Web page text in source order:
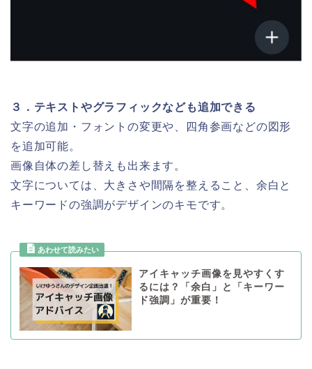
３．テキストやグラフィックなども追加できる
文字の追加・フォントの変更や、四角参画などの図形
を追加可能。
画像自体の差し替えも出来ます。
文字については、大きさや間隔を整えること、余白と
キーワードの強調がデザインのキモです。
アイキャッチ画像を見やすくす
るには？「余白」と「キーワー
ド強調」が重要！